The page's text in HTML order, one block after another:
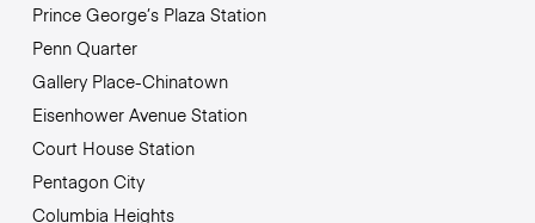
Prince George’s Plaza Station
Penn Quarter
Gallery Place-Chinatown
Eisenhower Avenue Station
Court House Station
Pentagon City
Columbia Heights